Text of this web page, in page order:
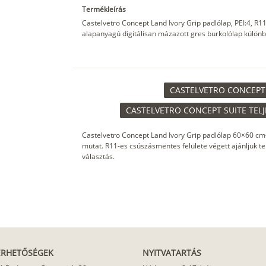
Termékleírás
Castelvetro Concept Land Ivory Grip padlólap, PEI:4,
alapanyagú digitálisan mázazott gres burkolólap
CASTELVETRO
CASTELVETRO CONCEPT SUITE
Castelvetro Concept Land Ivory Grip padlólap 60×60
mutat. R11-es csúszásmentes felülete végett ajánljuk
választás.
NYITVATARTÁS